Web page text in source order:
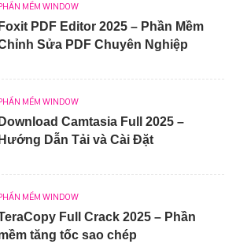
MỀM WINDOW
Foxit PDF Editor 2025 – Phần Mềm
Sửa PDF Chuyên Nghiệp
MỀM WINDOW
Download Camtasia Full 2025 –
Hướng Dẫn Tải và Cài Đặt
MỀM WINDOW
Full Crack 2025 – Phần
tăng tốc sao chép